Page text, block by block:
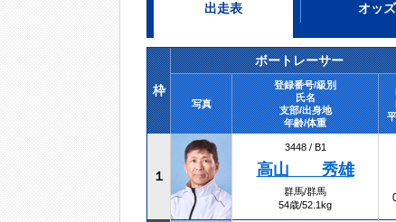
出走表 オッズ
枠
ボートレーサー
写真
登録番号/級別
氏名
支部/出身地
年齢/体重
１
3448 / B1
高山 秀雄
群馬/群馬
54歳/52.1kg